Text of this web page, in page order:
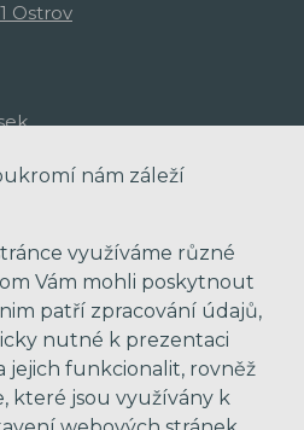
Ostrov
nám záleží
využíváme různé
Vám mohli poskytnout
patří zpracování údajů,
nutné k prezentaci
jejich funkcionalit, rovněž
které jsou využívány k